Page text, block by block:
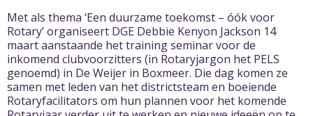
Met als thema ‘Een duurzame toekomst – óók voor
Rotary’ organiseert DGE Debbie Kenyon Jackson 14
maart aanstaande het training seminar voor de
inkomend clubvoorzitters (in Rotaryjargon het PELS
genoemd) in De Weijer in Boxmeer. Die dag komen ze
samen met leden van het districtsteam en boeiende
Rotaryfacilitators om hun plannen voor het komende